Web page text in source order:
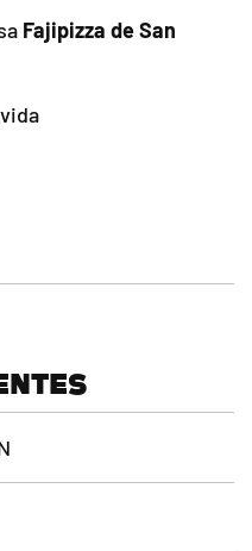
Fajipizza de San